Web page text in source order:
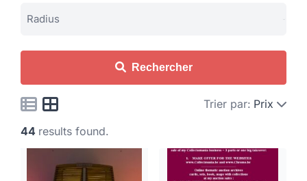
Rechercher
Trier par: Prix
44 results found.